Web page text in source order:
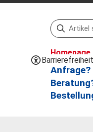
Barrierefreiheit
Homepage
Anfrage?